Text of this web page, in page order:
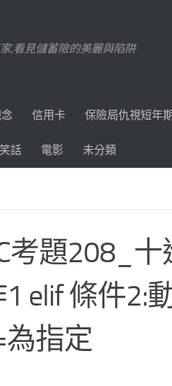
,看見儲蓄險的美麗與陷阱
信用卡 保險局仇視短年
笑話 電影 未分類
考題208_
elif 條件2:
指定